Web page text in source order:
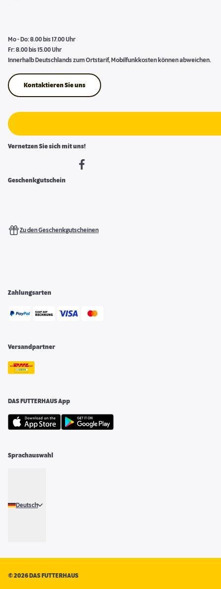
Mo - Do: 8.00 bis 17.00 Uhr
Fr: 8.00 bis 15.00 Uhr
Innerhalb Deutschlands zum Ortstarif, Mobilfunkkosten können abweichen.
Kontaktieren Sie uns
Vernetzen Sie sich mit uns!
Geschenkgutschein
Zu den Geschenkgutscheinen
Zahlungsarten
Versandpartner
DAS FUTTERHAUS App
Sprachauswahl
Deutsch
©2026 DAS FUTTERHAUS